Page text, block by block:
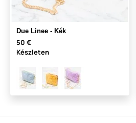
Due Linee - Kék
50 €
Készleten